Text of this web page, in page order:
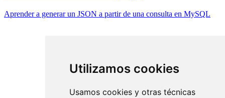
Utilizamos cookies
Usamos cookies y otras técnicas
Aprender a generar un JSON a partir de una consulta en MySQL